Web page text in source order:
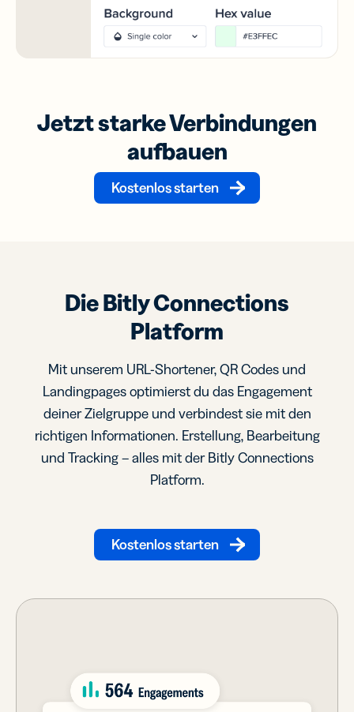
Jetzt starke Verbindungen
aufbauen
Kostenlos starten
Die Bitly Connections
Platform
Mit unserem URL-Shortener, QR Codes und
Landingpages optimierst du das Engagement
deiner Zielgruppe und verbindest sie mit den
richtigen Informationen. Erstellung, Bearbeitung
und Tracking – alles mit der Bitly Connections
Platform.
Kostenlos starten